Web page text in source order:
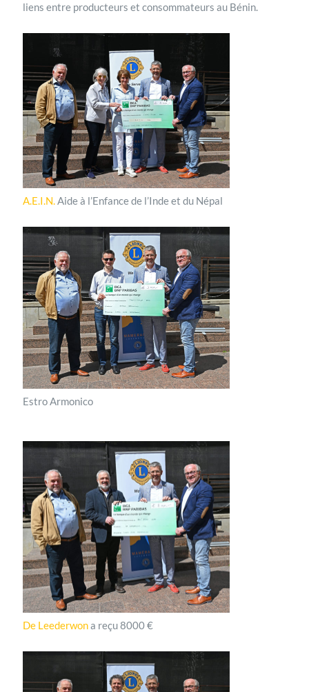
liens entre producteurs et consommateurs au Bénin.
A.E.I.N.Aide à l’Enfance de l’Inde et du Népal
Estro Armonico
De Leederwona reçu 8000 €